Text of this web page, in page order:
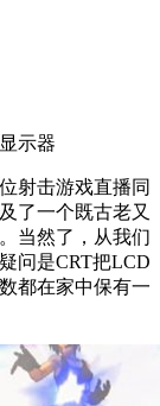
示器
射击游戏直播同
了一个既古老又
当然了，从我们
问是CRT把LCD
都在家中保有一